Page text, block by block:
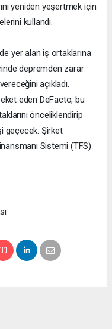
yeniden yeşertmek için
kullandı.
yer alan iş ortaklarına
depremden zarar
açıkladı.
eden DeFacto, bu
önceliklendirip
geçecek. Şirket
Sistemi (TFS)